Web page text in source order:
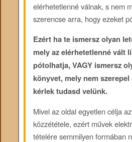
elérhetetlenné válnak, s nem
szerencse arra, hogy ezeket
Ezért ha te ismersz olyan
mely az elérhetetlenné vált
pótolhatja, VAGY ismersz
könyvet, mely nem
kérlek tudasd velünk.
Mivel az oldal egyetlen célja
közzététele, ezért művek
tételére semmilyen formában